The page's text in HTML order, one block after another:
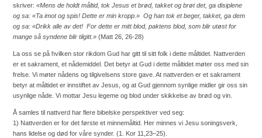
skriver: «Mens de holdt måltid, tok Jesus et brød, takket og brøt det, ga disiplene
og sa: «Ta imot og spis! Dette er min kropp.» Og han tok et beger, takket, ga dem
og sa: «Drikk alle av det! For dette er mitt blod, paktens blod, som blir utøst for
mange så syndene blir tilgitt.» (Matt 26, 26-28)
La oss se på hvilken stor rikdom Gud har gitt til sitt folk i dette måltidet. Nattverden
er et sakrament, et nådemiddel. Det betyr at Gud i dette måltidet møter oss med sin
frelse. Vi møter nådens og tilgivelsens store gave. At nattverden er et sakrament
betyr at måltidet er innstiftet av Jesus, og at Gud gjennom synlige midler gir oss sin
usynlige nåde. Vi mottar Jesu legeme og blod under skikkelse av brød og vin.
Å samles til nattverd har flere bibelske perspektiver ved seg:
1) Nattverden er for det første et minnemåltid. Her minnes vi Jesu soningsverk,
hans lidelse og død for våre synder. (1. Kor 11,23–25).